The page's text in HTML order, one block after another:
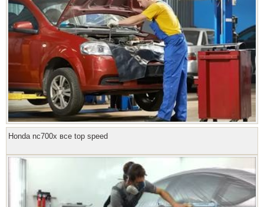
Honda nc700x все top speed